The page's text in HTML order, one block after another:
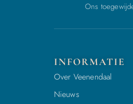
Ons
INFORMATIE
Over Veenendaal
Nieuws